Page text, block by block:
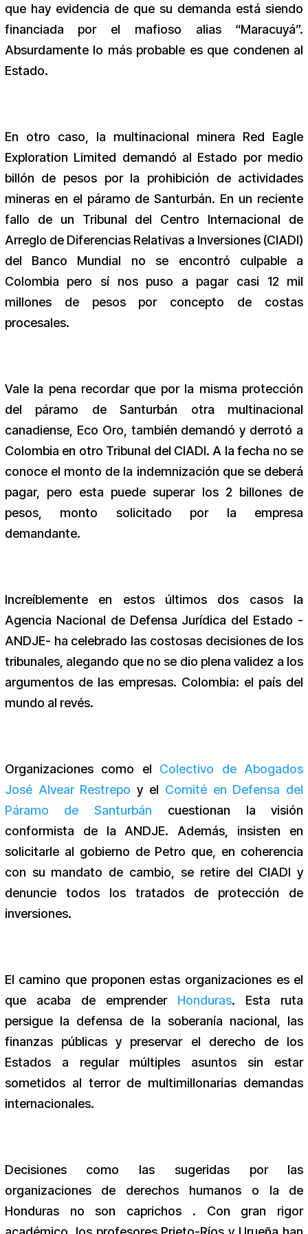
que hay evidencia de que su demanda está siendo
financiada por el mafioso alias “Maracuyá”.
Absurdamente lo más probable es que condenen al
Estado.
En otro caso, la multinacional minera Red Eagle
Exploration Limited demandó al Estado por medio
billón de pesos por la prohibición de actividades
mineras en el páramo de Santurbán. En un reciente
fallo de un Tribunal del Centro Internacional de
Arreglo de Diferencias Relativas a Inversiones (CIADI)
del Banco Mundial no se encontró culpable a
Colombia pero sí nos puso a pagar casi 12 mil
millones de pesos por concepto de costas
procesales.
Vale la pena recordar que por la misma protección
del páramo de Santurbán otra multinacional
canadiense, Eco Oro, también demandó y derrotó a
Colombia en otro Tribunal del CIADI. A la fecha no se
conoce el monto de la indemnización que se deberá
pagar, pero esta puede superar los 2 billones de
pesos, monto solicitado por la empresa
demandante.
Increíblemente en estos últimos dos casos la
Agencia Nacional de Defensa Jurídica del Estado -
ANDJE- ha celebrado las costosas decisiones de los
tribunales, alegando que no se dio plena validez a los
argumentos de las empresas. Colombia: el país del
mundo al revés.
Organizaciones como el Colectivo de Abogados
José Alvear Restrepo y el Comité en Defensa del
Páramo de Santurbán cuestionan la visión
conformista de la ANDJE. Además, insisten en
solicitarle al gobierno de Petro que, en coherencia
con su mandato de cambio, se retire del CIADI y
denuncie todos los tratados de protección de
inversiones.
El camino que proponen estas organizaciones es el
que acaba de emprender Honduras. Esta ruta
persigue la defensa de la soberanía nacional, las
finanzas públicas y preservar el derecho de los
Estados a regular múltiples asuntos sin estar
sometidos al terror de multimillonarias demandas
internacionales.
Decisiones como las sugeridas por las
organizaciones de derechos humanos o la de
Honduras no son caprichos . Con gran rigor